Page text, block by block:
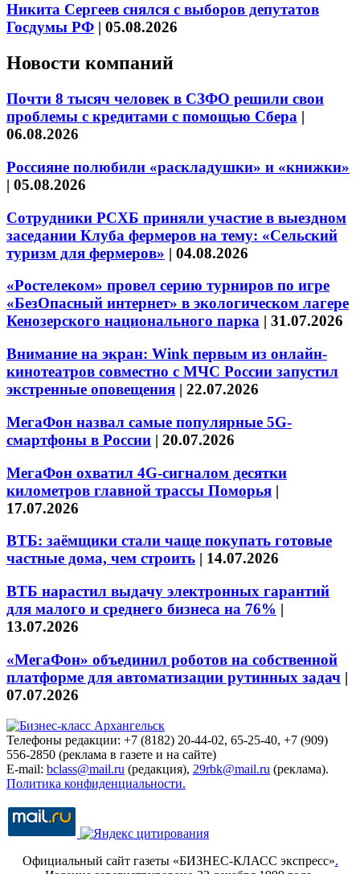
Никита Сергеев снялся с выборов депутатов
Госдумы РФ | 05.08.2026
Новости компаний
Почти 8 тысяч человек в СЗФО решили свои
проблемы с кредитами с помощью Сбера |
06.08.2026
Россияне полюбили «раскладушки» и «книжки»
| 05.08.2026
Сотрудники РСХБ приняли участие в выездном
заседании Клуба фермеров на тему: «Сельский
туризм для фермеров» | 04.08.2026
«Ростелеком» провел серию турниров по игре
«БезОпасный интернет» в экологическом лагере
Кенозерского национального парка | 31.07.2026
Внимание на экран: Wink первым из онлайн-
кинотеатров совместно с МЧС России запустил
экстренные оповещения | 22.07.2026
МегаФон назвал самые популярные 5G-
смартфоны в России | 20.07.2026
МегаФон охватил 4G-сигналом десятки
километров главной трассы Поморья |
17.07.2026
ВТБ: заёмщики стали чаще покупать готовые
частные дома, чем строить | 14.07.2026
ВТБ нарастил выдачу электронных гарантий
для малого и среднего бизнеса на 76% |
13.07.2026
«МегаФон» объединил роботов на собственной
платформе для автоматизации рутинных задач |
07.07.2026
Телефоны редакции: +7 (8182) 20-44-02, 65-25-40, +7 (909)
556-2850 (реклама в газете и на сайте)
E-mail: bclass@mail.ru (редакция), 29rbk@mail.ru (реклама).
Политика конфиденциальности.
Официальный сайт газеты «БИЗНЕС-КЛАСС экспресс».